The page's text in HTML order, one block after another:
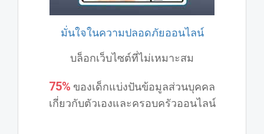
มั่นใจในความปลอดภัยออนไลน์
บล็อกเว็บไซต์ที่ไม่เหมาะสม
75% ของเด็กแบ่งปันข้อมูลส่วนบุคคล
เกี่ยวกับตัวเองและครอบครัวออนไลน์